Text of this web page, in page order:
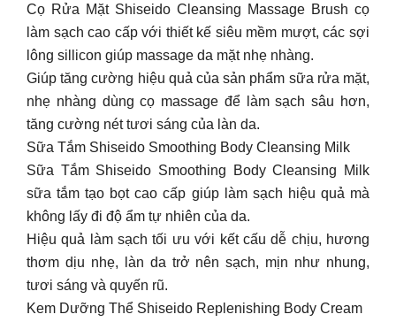
Cọ Rửa Mặt Shiseido Cleansing Massage Brush cọ
làm sạch cao cấp với thiết kế siêu mềm mượt, các sợi
lông sillicon giúp massage da mặt nhẹ nhàng.
Giúp tăng cường hiệu quả của sản phẩm sữa rửa mặt,
nhẹ nhàng dùng cọ massage để làm sạch sâu hơn,
tăng cường nét tươi sáng của làn da.
Sữa Tắm Shiseido Smoothing Body Cleansing Milk
Sữa Tắm Shiseido Smoothing Body Cleansing Milk
sữa tắm tạo bọt cao cấp giúp làm sạch hiệu quả mà
không lấy đi độ ẩm tự nhiên của da.
Hiệu quả làm sạch tối ưu với kết cấu dễ chịu, hương
thơm dịu nhẹ, làn da trở nên sạch, mịn như nhung,
tươi sáng và quyến rũ.
Kem Dưỡng Thể Shiseido Replenishing Body Cream